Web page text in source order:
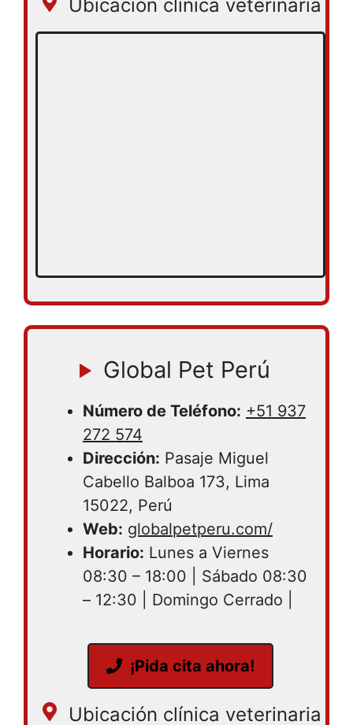
Ubicación clínica veterinaria
Global Pet Perú
Número de Teléfono: +51 937
272 574
Dirección: Pasaje Miguel
Cabello Balboa 173, Lima
15022, Perú
Web: globalpetperu.com/
Horario: Lunes a Viernes
08:30 – 18:00 | Sábado 08:30
– 12:30 | Domingo Cerrado |
¡Pida cita ahora!
Ubicación clínica veterinaria